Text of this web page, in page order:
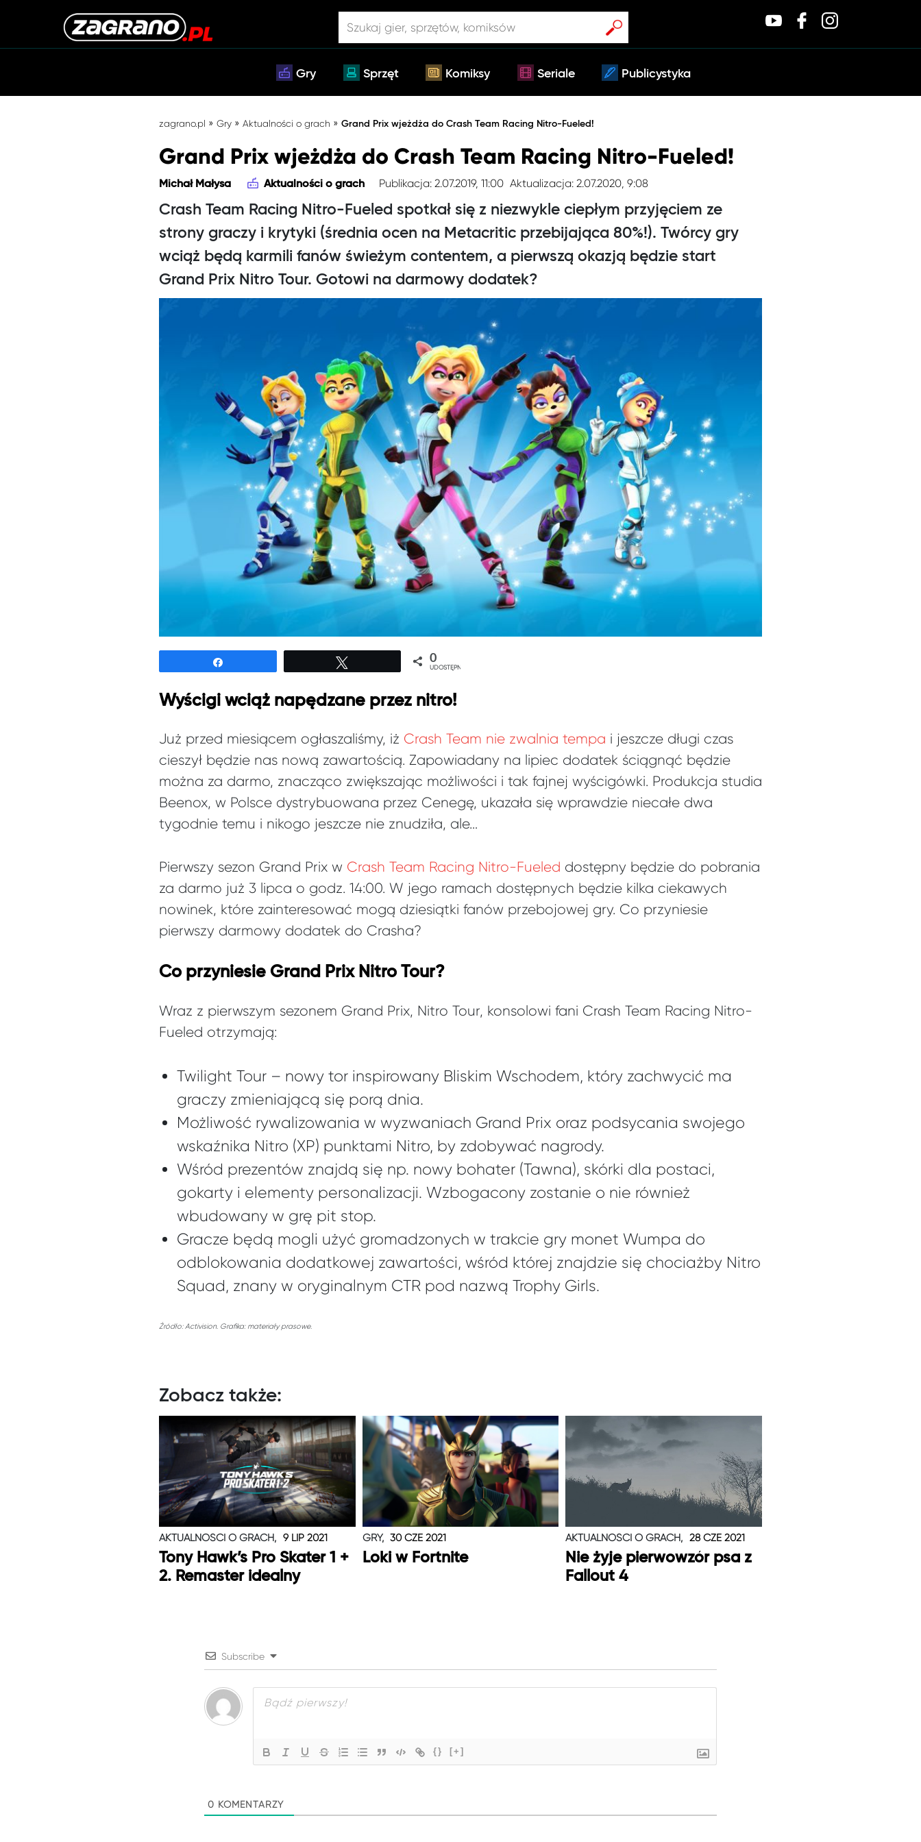
Gry Sprzęt Komiksy Seriale Publicystyka
zagrano.pl » Gry » Aktualności o grach » Grand Prix wjeżdża do Crash Team Racing Nitro-Fueled!
Grand Prix wjeżdża do Crash Team Racing Nitro-Fueled!
Michał Małysa Aktualności o grach Publikacja: 2.07.2019, 11:00 Aktualizacja: 2.07.2020, 9:08
Crash Team Racing Nitro-Fueled spotkał się z niezwykle ciepłym przyjęciem ze
strony graczy i krytyki (średnia ocen na Metacritic przebijająca 80%!). Twórcy gry
wciąż będą karmili fanów świeżym contentem, a pierwszą okazją będzie start
Grand Prix Nitro Tour. Gotowi na darmowy dodatek?
0
UDOSTĘPNIEŃ
Wyścigi wciąż napędzane przez nitro!
Już przed miesiącem ogłaszaliśmy, iż Crash Team nie zwalnia tempa i jeszcze długi czas
cieszył będzie nas nową zawartością. Zapowiadany na lipiec dodatek ściągnąć będzie
można za darmo, znacząco zwiększając możliwości i tak fajnej wyścigówki. Produkcja studia
Beenox, w Polsce dystrybuowana przez Cenegę, ukazała się wprawdzie niecałe dwa
tygodnie temu i nikogo jeszcze nie znudziła, ale…
Pierwszy sezon Grand Prix w Crash Team Racing Nitro-Fueled dostępny będzie do pobrania
za darmo już 3 lipca o godz. 14:00. W jego ramach dostępnych będzie kilka ciekawych
nowinek, które zainteresować mogą dziesiątki fanów przebojowej gry. Co przyniesie
pierwszy darmowy dodatek do Crasha?
Co przyniesie Grand Prix Nitro Tour?
Wraz z pierwszym sezonem Grand Prix, Nitro Tour, konsolowi fani Crash Team Racing Nitro-
Fueled otrzymają:
Twilight Tour – nowy tor inspirowany Bliskim Wschodem, który zachwycić ma
graczy zmieniającą się porą dnia.
Możliwość rywalizowania w wyzwaniach Grand Prix oraz podsycania swojego
wskaźnika Nitro (XP) punktami Nitro, by zdobywać nagrody.
Wśród prezentów znajdą się np. nowy bohater (Tawna), skórki dla postaci,
gokarty i elementy personalizacji. Wzbogacony zostanie o nie również
wbudowany w grę pit stop.
Gracze będą mogli użyć gromadzonych w trakcie gry monet Wumpa do
odblokowania dodatkowej zawartości, wśród której znajdzie się chociażby Nitro
Squad, znany w oryginalnym CTR pod nazwą Trophy Girls.
Źródło: Activision. Grafika: materiały prasowe.
Zobacz także:
AKTUALNOŚCI O GRACH, 9 LIP 2021
Tony Hawk’s Pro Skater 1 +
2. Remaster idealny
GRY, 30 CZE 2021
Loki w Fortnite
AKTUALNOŚCI O GRACH, 28 CZE 2021
Nie żyje pierwowzór psa z
Fallout 4
Subscribe
{} [+]
0 KOMENTARZY